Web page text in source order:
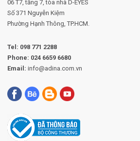
06 T7, tầng 7, tòa nhà D-EYES
Số 371 Nguyễn Kiệm
Phường Hạnh Thông, TP.HCM.
Tel: 098 771 2288
Phone: 024 6659 6680
Email: info@adina.com.vn